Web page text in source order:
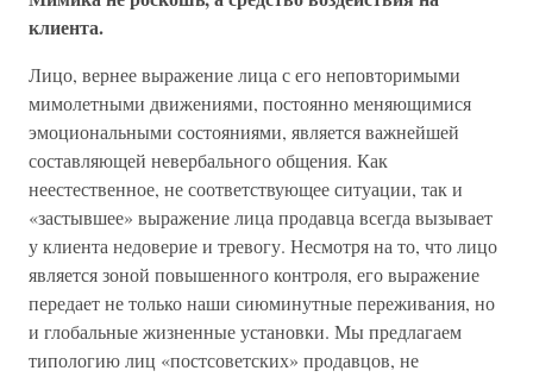
клиента.
Лицо, вернее выражение лица с его неповторимыми
мимолетными движениями, постоянно меняющимися
эмоциональными состояниями, является важнейшей
составляющей невербального общения. Как
неестественное, не соответствующее ситуации, так и
«застывшее» выражение лица продавца всегда вызывает
у клиента недоверие и тревогу. Несмотря на то, что лицо
является зоной повышенного контроля, его выражение
передает не только наши сиюминутные переживания, но
и глобальные жизненные установки. Мы предлагаем
типологию лиц «постсоветских» продавцов, не